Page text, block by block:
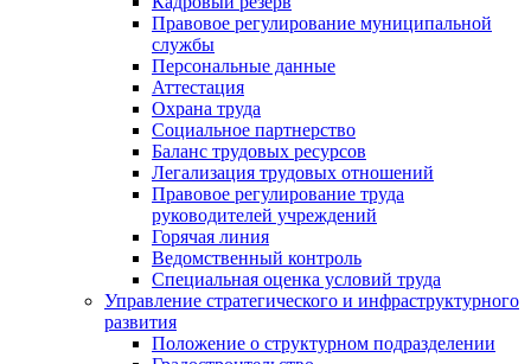
Правовое регулирование муниципальной
службы
Персональные данные
Аттестация
Охрана труда
Социальное партнерство
Баланс трудовых ресурсов
Легализация трудовых отношений
Правовое регулирование труда
руководителей учреждений
Горячая линия
Ведомственный контроль
Специальная оценка условий труда
Управление стратегического и инфраструктурного
развития
Положение о структурном подразделении